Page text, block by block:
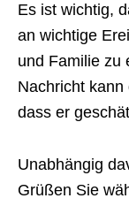
Es ist wichtig,
an wichtige
und Familie zu
Nachricht
dass er
Unabhängig
Grüßen Sie